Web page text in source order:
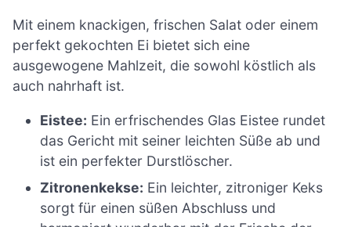
Mit einem knackigen, frischen Salat oder einem
perfekt gekochten Ei bietet sich eine
ausgewogene Mahlzeit, die sowohl köstlich als
auch nahrhaft ist.
Eistee: Ein erfrischendes Glas Eistee rundet
das Gericht mit seiner leichten Süße ab und
ist ein perfekter Durstlöscher.
Zitronenkekse: Ein leichter, zitroniger Keks
sorgt für einen süßen Abschluss und